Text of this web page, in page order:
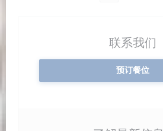
联系我们
预订餐位